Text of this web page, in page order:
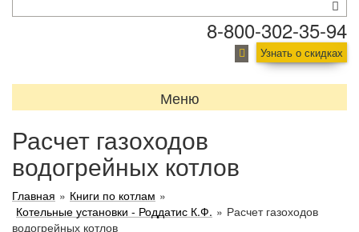
8-800-302-35-94
Узнать о скидках
Меню
Расчет газоходов
водогрейных котлов
Главная » Книги по котлам »
Котельные установки - Роддатис К.Ф. » Расчет газоходов
водогрейных котлов